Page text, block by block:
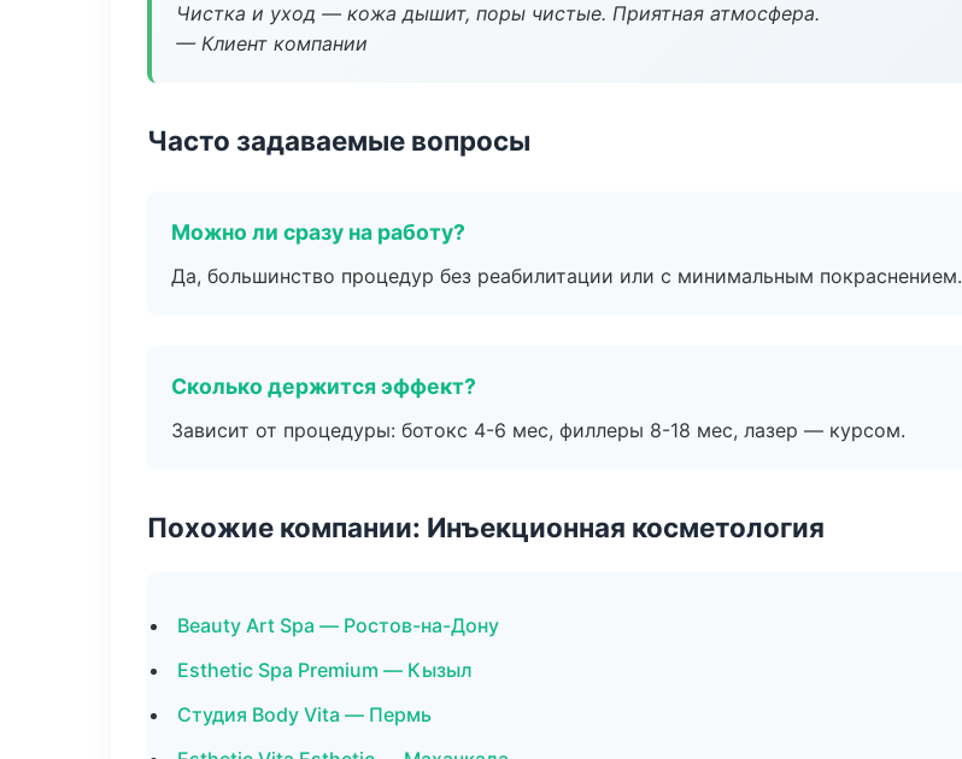
Чистка и уход — кожа дышит, поры чистые. Приятная атмосфера.
— Клиент компании
Часто задаваемые вопросы
Можно ли сразу на работу?
Да, большинство процедур без реабилитации или с минимальным покраснением.
Сколько держится эффект?
Зависит от процедуры: ботокс 4-6 мес, филлеры 8-18 мес, лазер — курсом.
Похожие компании: Инъекционная косметология
Beauty Art Spa — Ростов-на-Дону
Esthetic Spa Premium — Кызыл
Студия Body Vita — Пермь